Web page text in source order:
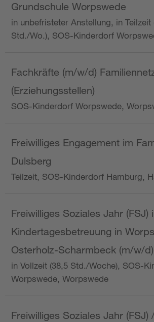
Grundschule Worpswede
in unbefristeter Anstellung, in Teilzeit
Std./Wo.), SOS-Kinderdorf
Fachkräfte (m/w/d)
(Erziehungsstellen)
SOS-Kinderdorf Worpswede,
Freiwilliges Engagement im
Dulsberg
Teilzeit, SOS-Kinderdorf Hamburg,
Freiwilliges Soziales Jahr (FSJ)
Kindertagesbetreuung in
Osterholz-Scharmbeck (m/w/d)
in Vollzeit (38,5 Std./Woche), SOS-
Worpswede, Worpswede
Freiwilliges Soziales Jahr (FSJ)